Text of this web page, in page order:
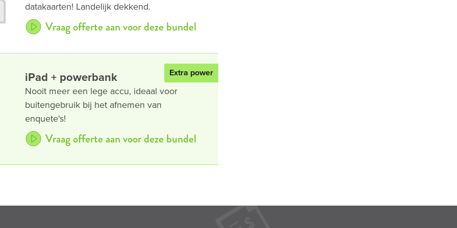
datakaarten! Landelijk dekkend.
Vraag offerte aan voor deze bundel
iPad + powerbank
Nooit meer een lege accu, ideaal voor
buitengebruik bij het afnemen van
enquete's!
Extra power
Vraag offerte aan voor deze bundel